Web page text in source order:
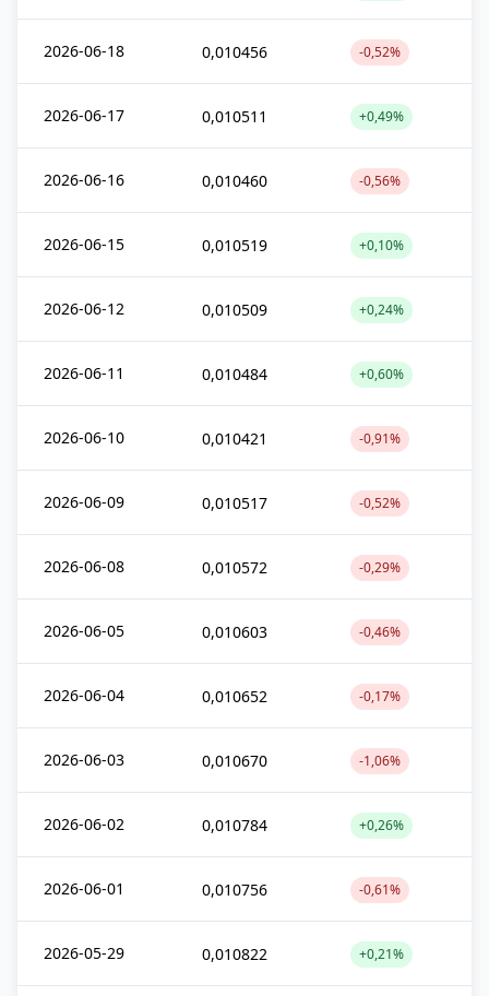
2026-06-18 0,010456 -0,52%
2026-06-17 0,010511 +0,49%
2026-06-16 0,010460 -0,56%
2026-06-15 0,010519 +0,10%
2026-06-12 0,010509 +0,24%
2026-06-11 0,010484 +0,60%
2026-06-10 0,010421 -0,91%
2026-06-09 0,010517 -0,52%
2026-06-08 0,010572 -0,29%
2026-06-05 0,010603 -0,46%
2026-06-04 0,010652 -0,17%
2026-06-03 0,010670 -1,06%
2026-06-02 0,010784 +0,26%
2026-06-01 0,010756 -0,61%
2026-05-29 0,010822 +0,21%